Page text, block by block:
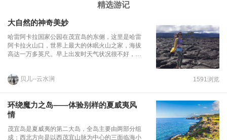
精选游记
大自然的神奇美妙
哈雷阿卡拉国家公园在茂宜岛的东侧，这里是哈雷
阿卡拉火山口，世界上最大的休眠火山之家，海拔
高达一万多英尺。早上出发时天气状况很不好，乌
迹会发生，不放弃的一路祈祷💪💪💪 一切皆有可
徉......当我到达最高点，眺望火山口的一刹那，真
正感受到灵魂的沉静。远眺火山口，突然觉得大自
小，我们一生忙忙碌碌，到底在追求什么？一切的
贝儿--云水涧 1591浏览
环绕魔力之岛——体验别样的夏威夷风
情
茂宜岛是夏威夷的第二大岛，全岛主要由两部分组
成：西北方向是以西茂宜山脉为中心的三面临海小